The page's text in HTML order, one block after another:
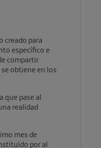
creado para
específico e
compartir
obtiene en los
que pase al
realidad
mes de
por al